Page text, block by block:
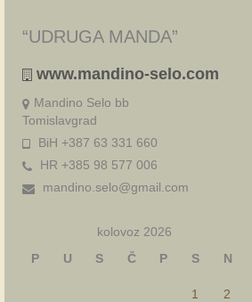
“UDRUGA MANDA”
www.mandino-selo.com
Mandino Selo bb
Tomislavgrad
BiH +387 63 331 660
HR +385 98 577 006
mandino.selo@gmail.com
kolovoz 2026
P
U S Č P S N
1 2